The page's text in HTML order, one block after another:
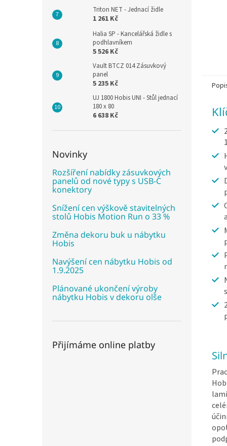
Triton NET - Jednací židle
1 261 Kč
Halia SP - Kancelářská židle s
podhlavníkem
5 526 Kč
Vault BTCZ 014 Zásuvkový
panel
5 235 Kč
UJ 1800 Hobis UNI - Stůl jednací
180 x 80
6 638 Kč
Novinky
Rozšíření nabídky zásuvkových
panelů od nové typy s USB-C
konektory
Snížení cen výškově stavitelných
stolů Hobis Motion Run o 33 %
Změna dekoru buk u nábytku
Hobis
Navýšení cen nábytku Hobis od
1.9.2025
Plánované ukončení výroby
nábytku Hobis v dekoru olše
Přijímáme online platby